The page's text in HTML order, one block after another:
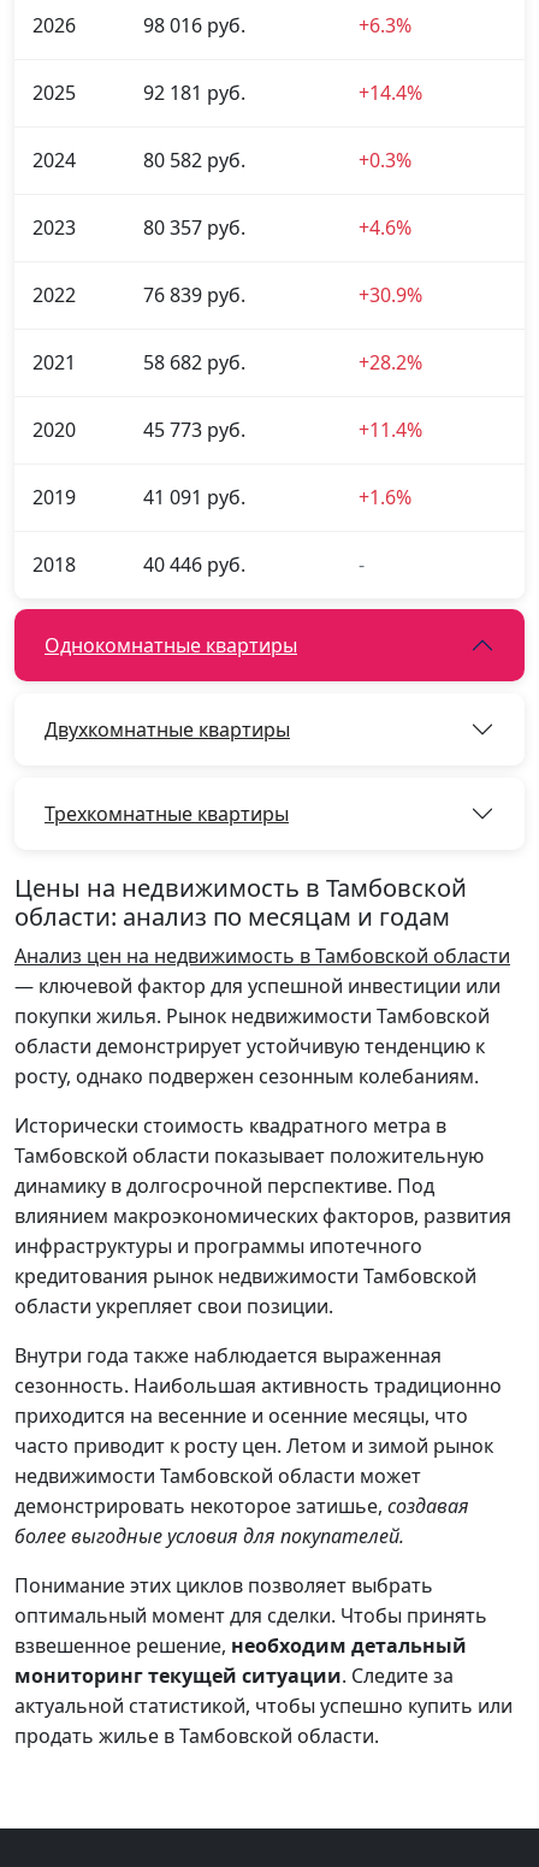
2026 98 016 руб. +6.3%
2025 92 181 руб. +14.4%
2024 80 582 руб. +0.3%
2023 80 357 руб. +4.6%
2022 76 839 руб. +30.9%
2021 58 682 руб. +28.2%
2020 45 773 руб. +11.4%
2019 41 091 руб. +1.6%
2018 40 446 руб. -
Однокомнатные квартиры
Двухкомнатные квартиры
Трехкомнатные квартиры
Цены на недвижимость в Тамбовской
области: анализ по месяцам и годам
Анализ цен на недвижимость в Тамбовской области
— ключевой фактор для успешной инвестиции или
покупки жилья. Рынок недвижимости Тамбовской
области демонстрирует устойчивую тенденцию к
росту, однако подвержен сезонным колебаниям.
Исторически стоимость квадратного метра в
Тамбовской области показывает положительную
динамику в долгосрочной перспективе. Под
влиянием макроэкономических факторов, развития
инфраструктуры и программы ипотечного
кредитования рынок недвижимости Тамбовской
области укрепляет свои позиции.
Внутри года также наблюдается выраженная
сезонность. Наибольшая активность традиционно
приходится на весенние и осенние месяцы, что
часто приводит к росту цен. Летом и зимой рынок
недвижимости Тамбовской области может
демонстрировать некоторое затишье, создавая
более выгодные условия для покупателей.
Понимание этих циклов позволяет выбрать
оптимальный момент для сделки. Чтобы принять
взвешенное решение, необходим детальный
мониторинг текущей ситуации. Следите за
актуальной статистикой, чтобы успешно купить или
продать жилье в Тамбовской области.